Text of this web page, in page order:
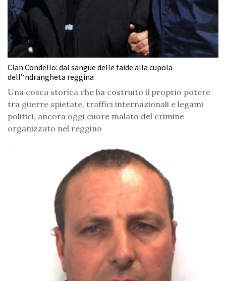
Clan Condello: dal sangue delle faide alla cupola
dell’‘ndrangheta reggina
Una cosca storica che ha costruito il proprio potere
tra guerre spietate, traffici internazionali e legami
politici, ancora oggi cuore malato del crimine
organizzato nel reggino